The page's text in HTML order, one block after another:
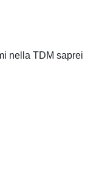
nella TDM saprei